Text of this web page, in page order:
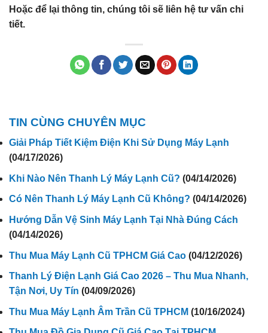
Hoặc để lại thông tin, chúng tôi sẽ liên hệ tư vấn chi
tiết.
TIN CÙNG CHUYÊN MỤC
Giải Pháp Tiết Kiệm Điện Khi Sử Dụng Máy Lạnh
(04/17/2026)
Khi Nào Nên Thanh Lý Máy Lạnh Cũ? (04/14/2026)
Có Nên Thanh Lý Máy Lạnh Cũ Không? (04/14/2026)
Hướng Dẫn Vệ Sinh Máy Lạnh Tại Nhà Đúng Cách
(04/14/2026)
Thu Mua Máy Lạnh Cũ TPHCM Giá Cao (04/12/2026)
Thanh Lý Điện Lạnh Giá Cao 2026 – Thu Mua Nhanh,
Tận Nơi, Uy Tín (04/09/2026)
Thu Mua Máy Lạnh Âm Trần Cũ TPHCM (10/16/2024)